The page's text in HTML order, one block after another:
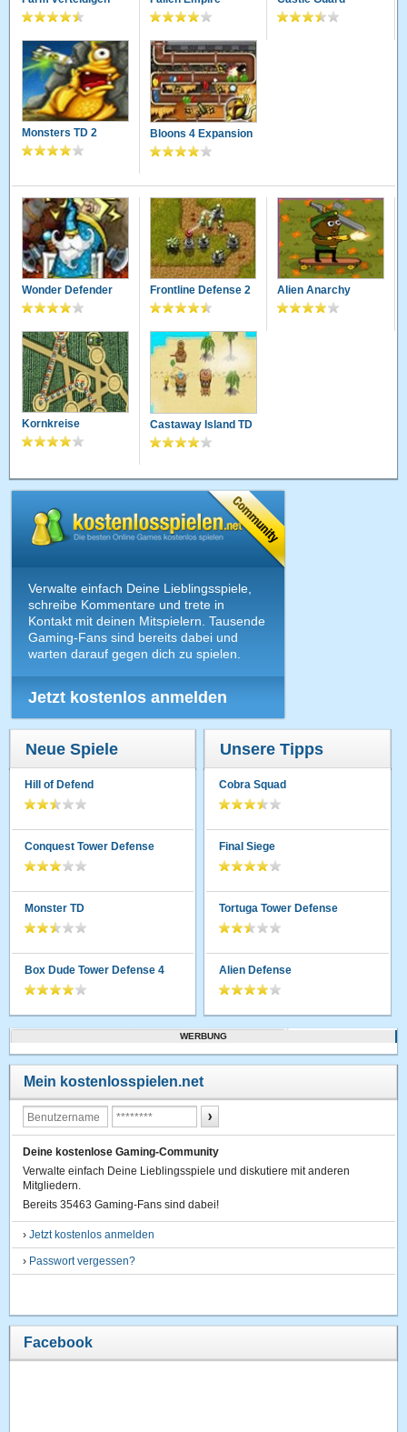
Monsters TD 2 Bloons 4 Expansion
Wonder Defender Frontline Defense 2 Alien Anarchy
Kornkreise Castaway Island TD
Verwalte einfach Deine Lieblingsspiele,
schreibe Kommentare und trete in
Kontakt mit deinen Mitspielern. Tausende
Gaming-Fans sind bereits dabei und
warten darauf gegen dich zu spielen.
Jetzt kostenlos anmelden
Neue Spiele
Hill of Defend
Conquest Tower Defense
Monster TD
Box Dude Tower Defense 4
Unsere Tipps
Cobra Squad
Final Siege
Tortuga Tower Defense
Alien Defense
WERBUNG
Mein kostenlosspielen.net
Deine kostenlose Gaming-Community
Verwalte einfach Deine Lieblingsspiele und diskutiere mit anderen
Mitgliedern.
Bereits 35463 Gaming-Fans sind dabei!
›Jetzt kostenlos anmelden
› Passwort vergessen?
Facebook